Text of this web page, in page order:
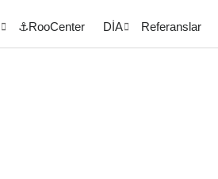
⚓RooCenter DİA Referanslar